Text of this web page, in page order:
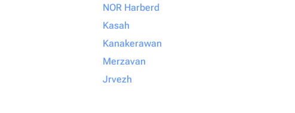
NOR Harberd
Kasah
Kanakerawan
Merzavan
Jrvezh